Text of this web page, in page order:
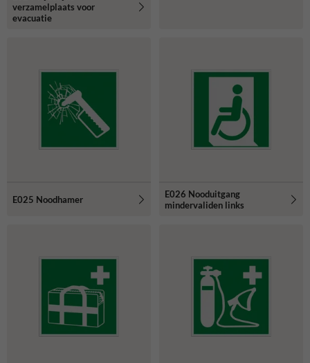
verzamelplaats voor
evacuatie
E025 Noodhamer
E026 Nooduitgang
mindervaliden links